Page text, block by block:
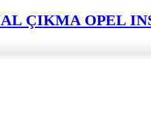
ÇIKMA OPEL